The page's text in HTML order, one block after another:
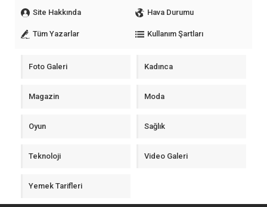
Site Hakkında Hava Durumu
Tüm Yazarlar Kullanım Şartları
Foto Galeri Kadınca
Magazin Moda
Oyun Sağlık
Teknoloji Video Galeri
Yemek Tarifleri